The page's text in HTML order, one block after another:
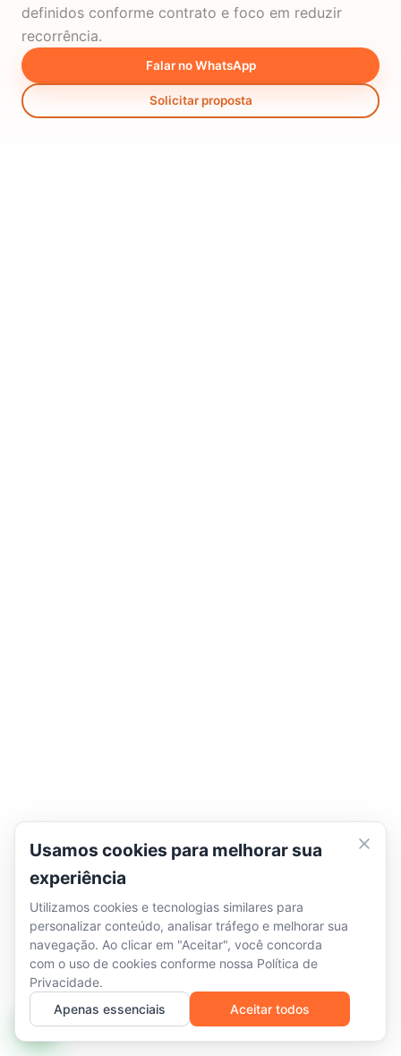
definidos conforme contrato e foco em reduzir
recorrência.
Falar no WhatsApp
Solicitar proposta
Usamos cookies para melhorar sua
experiência
Utilizamos cookies e tecnologias similares para
personalizar conteúdo, analisar tráfego e melhorar sua
navegação. Ao clicar em "Aceitar", você concorda
com o uso de cookies conforme nossa Política de
Privacidade.
Apenas essenciais
Aceitar todos